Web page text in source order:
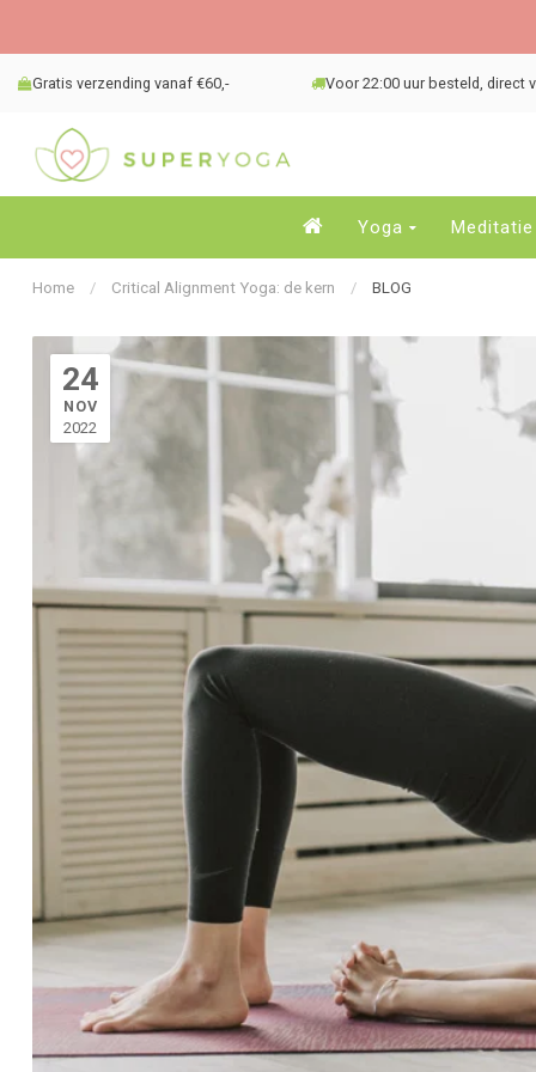
Gratis verzending vanaf €60,- Voor 22:00 uur besteld, direct
Yoga Meditatie
Home / Critical Alignment Yoga: de kern / BLOG
24
NOV
2022